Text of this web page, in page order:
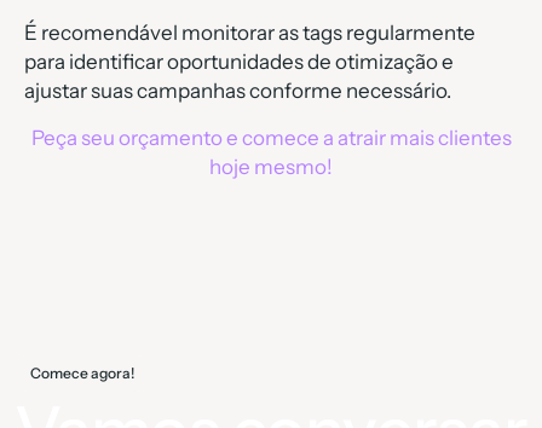
É recomendável monitorar as tags regularmente
para identificar oportunidades de otimização e
ajustar suas campanhas conforme necessário.
Peça seu orçamento e comece a atrair mais clientes
hoje mesmo!
Comece agora!